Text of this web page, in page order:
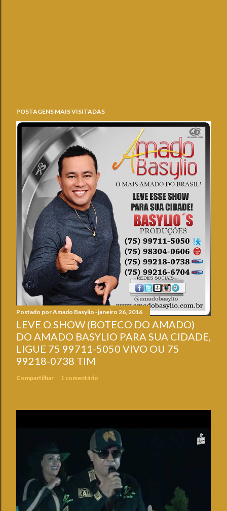
POSTAGENS MAIS VISITADAS
Postado porAmado Basylio janeiro 26, 2016
LEVE O SHOW (BOTECO DO AMADO)
DO AMADO BASYLIO PARA SUA CIDADE,
LIGUE 75 99711-5050 VIVO OU 75
99218-0738 TIM
Compartilhar 1 comentário